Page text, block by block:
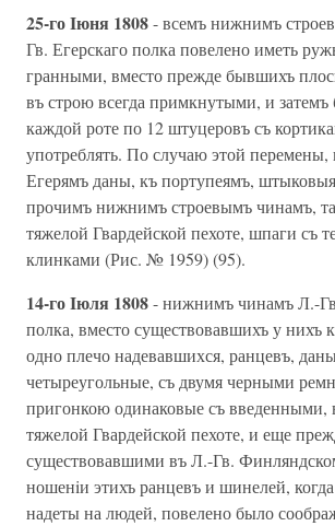
25-го Iюня 1808- всемъ нижнимъ
Гв. Егерскаго полка повелено иметь
гранными, вместо прежде бывшихъ
въ строю всегда примкнутыми, и
каждой роте по 12 штуцеровъ съ
употреблять. По случаю этой
Егерямъ даны, къ портупеямъ,
прочимъ нижнимъ строевымъ чинамъ,
тяжелой Гвардейской пехоте, шпаги съ
клинками (Рис. № 1959) (95).
14-го Iюля 1808- нижнимъ чинамъ Л.-
полка, вместо существовавшихъ у нихъ
одно плечо надевавшихся, ранцевъ,
четыреугольные, съ двумя черными
пригонкою одинаковые съ введенными,
тяжелой Гвардейской пехоте, и еще
существовавшими въ Л.-Гв.
ношенiи этихъ ранцевъ и шинелей,
надеты на людей, повелено было